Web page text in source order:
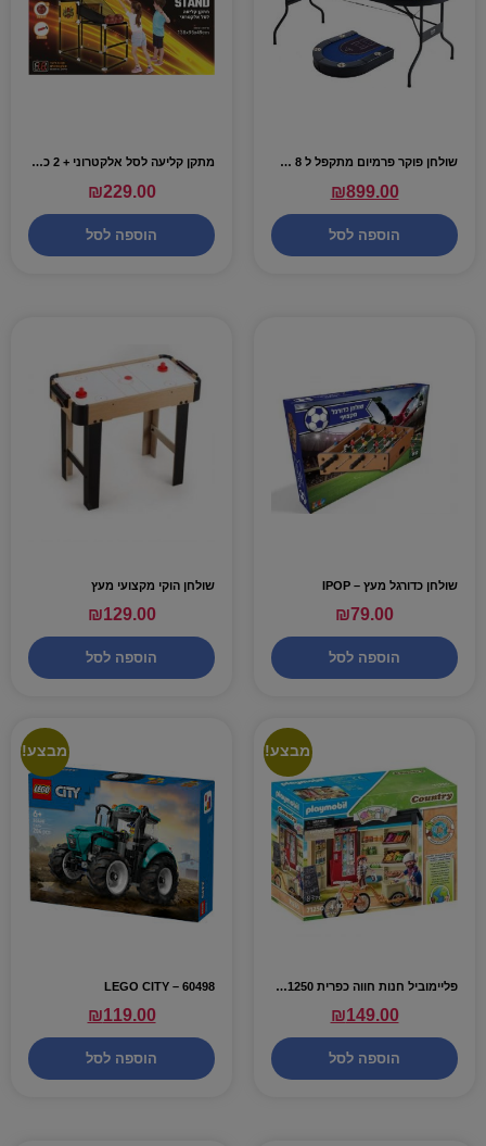
שולחן פוקר פרמיום מתקפל ל 8 שחקנים – 180 ס"מ אורך
₪899.00
הוספה לסל
מתקן קליעה לסל אלקטרוני + 2 כדורים
₪229.00
הוספה לסל
שולחן כדורגל מעץ – IPOP
₪79.00
הוספה לסל
שולחן הוקי מקצועי מעץ
₪129.00
הוספה לסל
מבצע!
פליימוביל חנות חווה כפרית 71250 – PLAYMOBIL
₪149.00
הוספה לסל
מבצע!
LEGO CITY – 60498
₪119.00
הוספה לסל